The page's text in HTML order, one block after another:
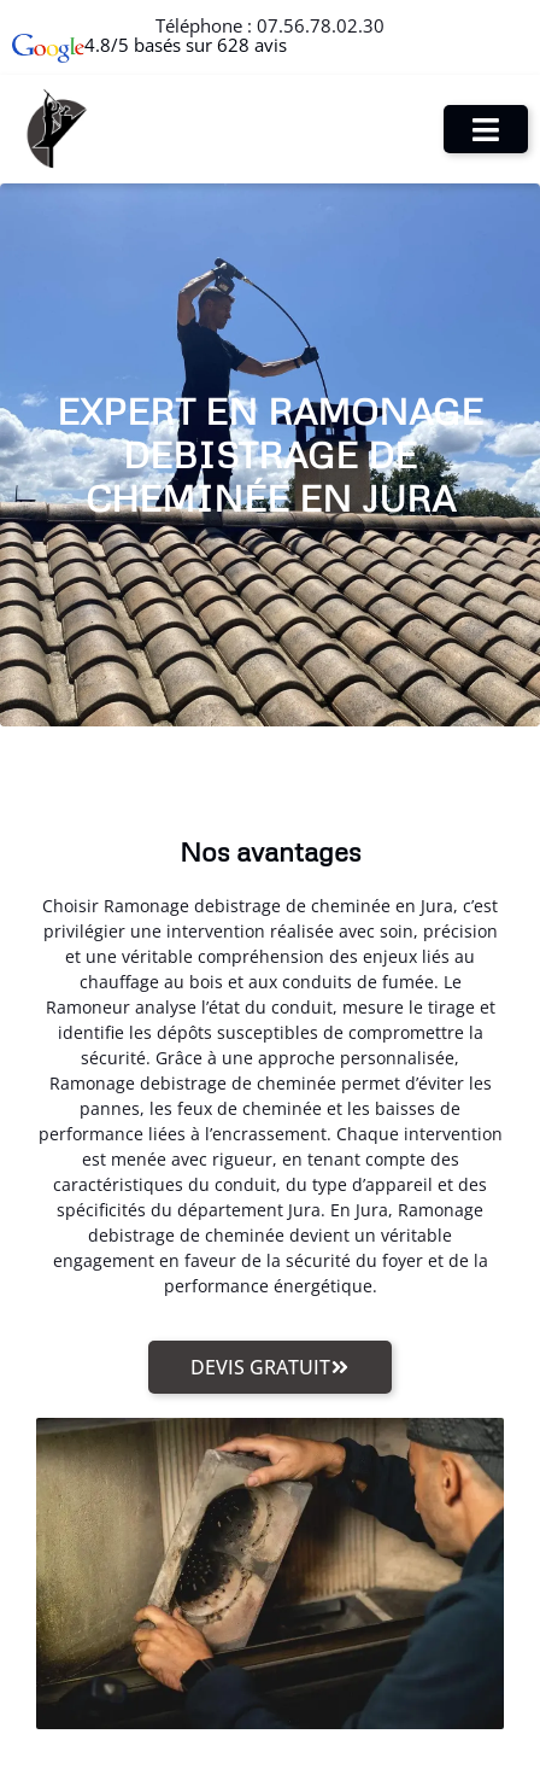
Téléphone : 07.56.78.02.30
4.8/5 basés sur 628 avis
EXPERT EN RAMONAGE
DEBISTRAGE DE
CHEMINÉE EN JURA
Nos avantages
Choisir Ramonage debistrage de cheminée en Jura, c’est
privilégier une intervention réalisée avec soin, précision
et une véritable compréhension des enjeux liés au
chauffage au bois et aux conduits de fumée. Le
Ramoneur analyse l’état du conduit, mesure le tirage et
identifie les dépôts susceptibles de compromettre la
sécurité. Grâce à une approche personnalisée,
Ramonage debistrage de cheminée permet d’éviter les
pannes, les feux de cheminée et les baisses de
performance liées à l’encrassement. Chaque intervention
est menée avec rigueur, en tenant compte des
caractéristiques du conduit, du type d’appareil et des
spécificités du département Jura. En Jura, Ramonage
debistrage de cheminée devient un véritable
engagement en faveur de la sécurité du foyer et de la
performance énergétique.
DEVIS GRATUIT